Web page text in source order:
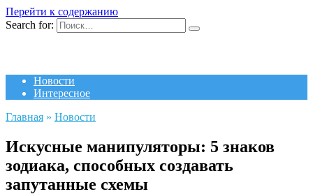
Перейти к содержанию
Search for:
Новости
Интересное
Главная » Новости
Искусные манипуляторы: 5 знаков
зодиака, способных создавать
запутанные схемы